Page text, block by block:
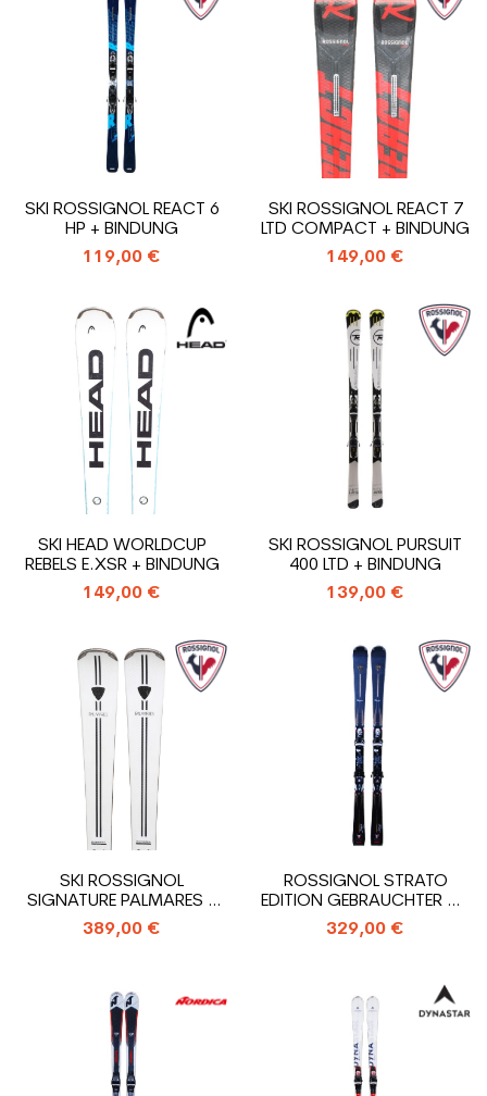
SKI ROSSIGNOL REACT 6
HP + BINDUNG
119,00 €
SKI ROSSIGNOL REACT 7
LTD COMPACT + BINDUNG
149,00 €
SKI HEAD WORLDCUP
REBELS E.XSR + BINDUNG
149,00 €
SKI ROSSIGNOL PURSUIT
400 LTD + BINDUNG
139,00 €
SKI ROSSIGNOL
SIGNATURE PALMARES +
BINDUNG
389,00 €
ROSSIGNOL STRATO
EDITION GEBRAUCHTER SKI
+ BINDUNGEN
329,00 €